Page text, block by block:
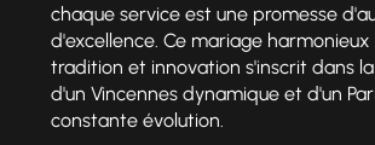
chaque service est une promesse
d'excellence. Ce mariage
tradition et innovation s'inscrit dans
d'un Vincennes dynamique et d'un
constante évolution.